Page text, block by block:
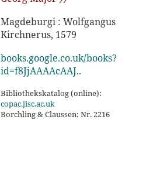
Magdeburgi : Wolfgangus
Kirchnerus, 1579
books.google.co.uk/books?
id=f8JjAAAAcAAJ..
Bibliothekskatalog (online):
copac.jisc.ac.uk
Borchling & Claussen: Nr. 2216